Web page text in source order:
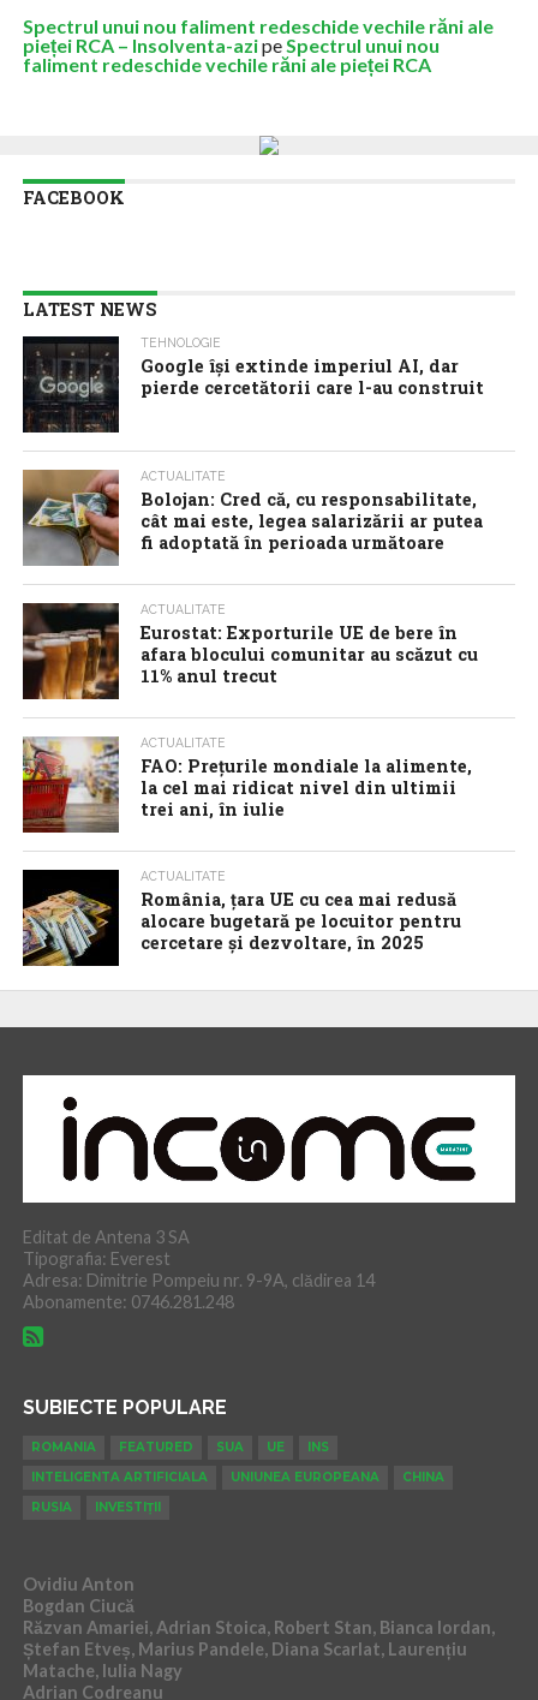
Spectrul unui nou faliment redeschide vechile răni ale
pieței RCA – Insolventa-azipeSpectrul unui nou
faliment redeschide vechile răni ale pieței RCA
FACEBOOK
LATEST NEWS
TEHNOLOGIE
Google îşi extinde imperiul AI, dar
pierde cercetătorii care l-au construit
ACTUALITATE
Bolojan: Cred că, cu responsabilitate,
cât mai este, legea salarizării ar putea
fi adoptată în perioada următoare
ACTUALITATE
Eurostat: Exporturile UE de bere în
afara blocului comunitar au scăzut cu
11% anul trecut
ACTUALITATE
FAO: Prețurile mondiale la alimente,
la cel mai ridicat nivel din ultimii
trei ani, în iulie
ACTUALITATE
România, țara UE cu cea mai redusă
alocare bugetară pe locuitor pentru
cercetare și dezvoltare, în 2025
Editat de Antena 3 SA
Tipografia: Everest
Adresa: Dimitrie Pompeiu nr. 9-9A, clădirea 14
Abonamente: 0746.281.248
SUBIECTE POPULARE
ROMANIA FEATURED SUA UE
INS
INTELIGENTA ARTIFICIALA
UNIUNEA EUROPEANA
CHINA
RUSIA
INVESTIȚII
Ovidiu Anton
Bogdan Ciucă
Răzvan Amariei, Adrian Stoica, Robert Stan, Bianca Iordan,
Ștefan Etveș, Marius Pandele, Diana Scarlat, Laurențiu
Matache, Iulia Nagy
Adrian Codreanu